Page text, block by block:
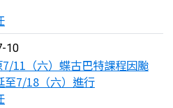
10
7/11（六）蝶古巴特課程因颱
至7/18（六）進行